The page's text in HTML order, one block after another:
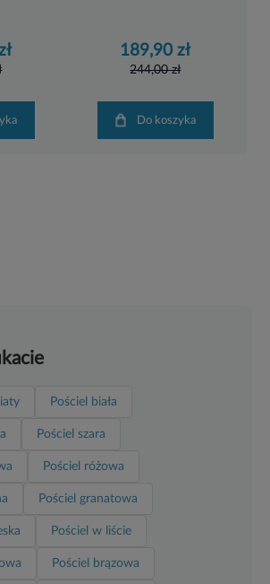
189,90 zł
244,00 zł
Do koszyka
Pościel biała
Pościel szara
Pościel różowa
Pościel granatowa
Pościel w liście
Pościel brązowa